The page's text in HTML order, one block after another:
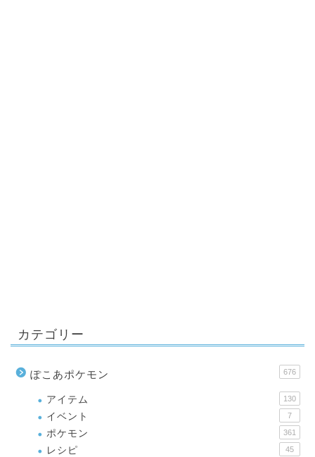
カテゴリー
ぽこあポケモン 676
アイテム 130
イベント 7
ポケモン 361
レシピ 45